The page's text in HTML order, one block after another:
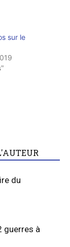
sur le
du
guerres à